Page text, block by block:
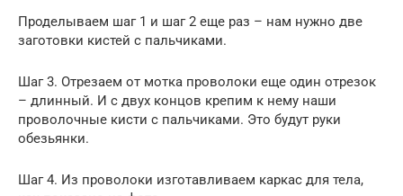
Проделываем шаг 1 и шаг 2 еще раз – нам нужно две
заготовки кистей с пальчиками.
Шаг 3. Отрезаем от мотка проволоки еще один отрезок
– длинный. И с двух концов крепим к нему наши
проволочные кисти с пальчиками. Это будут руки
обезьянки.
Шаг 4. Из проволоки изготавливаем каркас для тела,